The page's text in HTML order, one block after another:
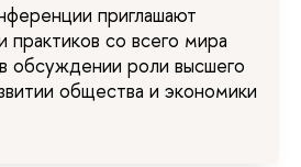
приглашают
практиков со всего мира
обсуждении роли высшего
общества и экономики